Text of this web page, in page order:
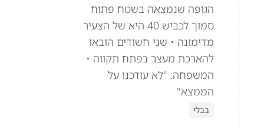
הגופה שנמצאה בשטח פתוח
סמוך לכביש 40 היא של הצעיר
מדימונה • שני חשודים הובאו
להארכת מעצר בפתח תקווה •
המשפחה: "לא עודכנו על
הממצא"
בבלי